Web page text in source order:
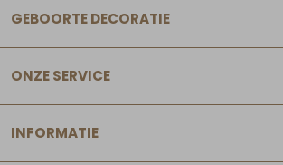
GEBOORTE DECORATIE
ONZE SERVICE
INFORMATIE